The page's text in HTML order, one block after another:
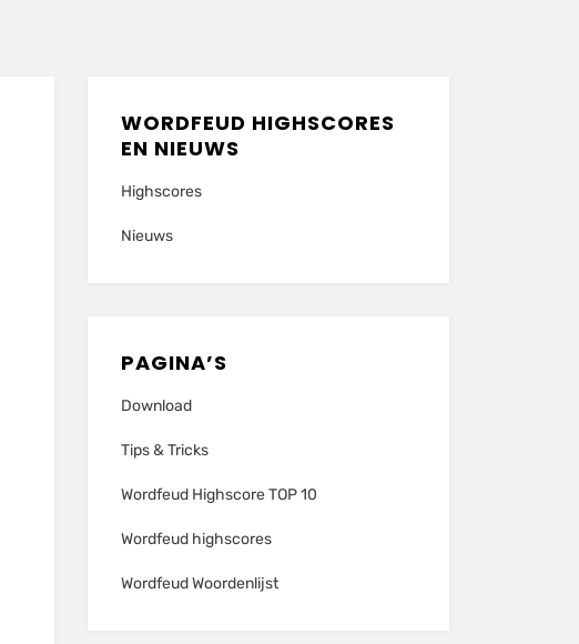
WORDFEUD HIGHSCORES
EN NIEUWS
Highscores
Nieuws
PAGINA’S
Download
Tips & Tricks
Wordfeud Highscore TOP 10
Wordfeud highscores
Wordfeud Woordenlijst